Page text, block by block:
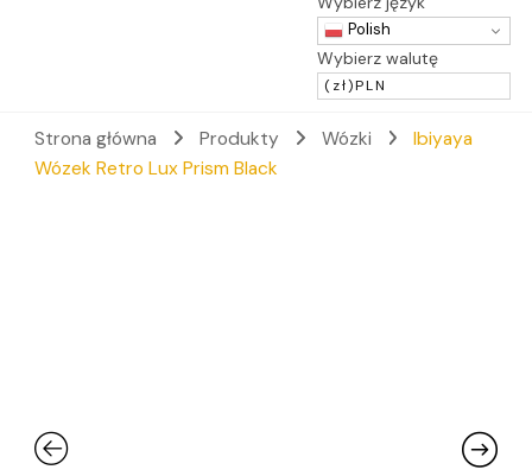
Polish
Wybierz walutę
(zł)PLN
Strona główna Produkty Wózki
Ibiyaya
Wózek Retro Lux Prism Black